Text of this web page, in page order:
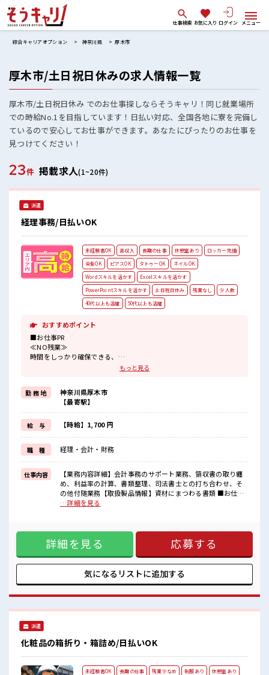
仕事検索 お気に入り ログイン メニュー
綜合キャリアオプション 神奈川県 厚木市
厚木市/土日祝日休みの求人情報一覧
厚木市/土日祝日休み でのお仕事探しならそうキャリ！同じ就業場所
での時給No.1を目指しています！日払い対応、全国各地に寮を完備し
ているので安心してお仕事ができます。あなたにぴったりのお仕事を
見つけてください！
23件 掲載求人(1~20件)
派遣
経理事務/日払いOK
未経験者OK 高収入 長期の仕事 休憩室あり
ロッカー完備
染髪OK
ピアスOK タトゥーOK
ネイルOK
Wordスキルを活かす
Excelスキルを活かす
PowerPointスキルを活かす
土日祝日休み 残業なし
少人数
40代以上も活躍
50代以上も活躍
おすすめポイント
■お仕事PR
≪NO残業≫
時間をしっかり確保できる、
≪土日祝休のお仕事≫
家族や友人と一緒にプライベート満喫！
≪ヘアカラーOKで自由な雰囲気の職場≫
明るすぎたり奇抜でなければ基本的に自由！
(規定有)≪未経験の方も大カンゲイ≫
新しいことにチャレンジするのは不安だけど、
しっかり働く環境が整っています！
イチからスキルUP・ステップUP目指していきましょう！
■職場の雰囲気
少人数の職場だから一緒に働く仲間との距離もグッと近い！
キバツ過ぎなければ髪色・髪型は自由！
あなたの個性を大事にできます♪
もっと見る
勤 務 地
神奈川県厚木市
【最寄駅】
給 与 【時給】1,700 円
職 種 経理・会計・財務
仕事内容
【業務内容詳細】会計事務のサポート業務、領収書の取り纏
め、利益率の計算、書類整理、司法書士との打ち合わせ、そ
の他付随業務【取扱製品情報】資材にまつわる書類 ■お仕事
PR ≪NO残業≫ 時間をしっかり確保できる、 残業基本ナシの
喫！ ≪ヘアカラーOKで自由な雰囲気の職場≫ 明るすぎたり
奇抜でなければ基本的に自由！ (規定有)≪未経験の方も大カ
ンゲイ≫ 新しいことにチャレンジするのは不安だけど、 しっ
かり働く環境が整っています！ イチからスキルUP・ステップ
UP目指していきましょう！ ■職場の雰囲気 少人数の職場だか
ら一緒に働く仲間との距離もグッと近い！ キバツ過ぎなけれ
室で楽しくおしゃべり！ ストレス解消☆
…詳細を見る
詳細を見る 応募する
気になるリストに追加する
派遣
化粧品の箱折り・箱詰め/日払いOK
未経験者OK 長期の仕事 残業少なめ 制服あり 休憩室あり